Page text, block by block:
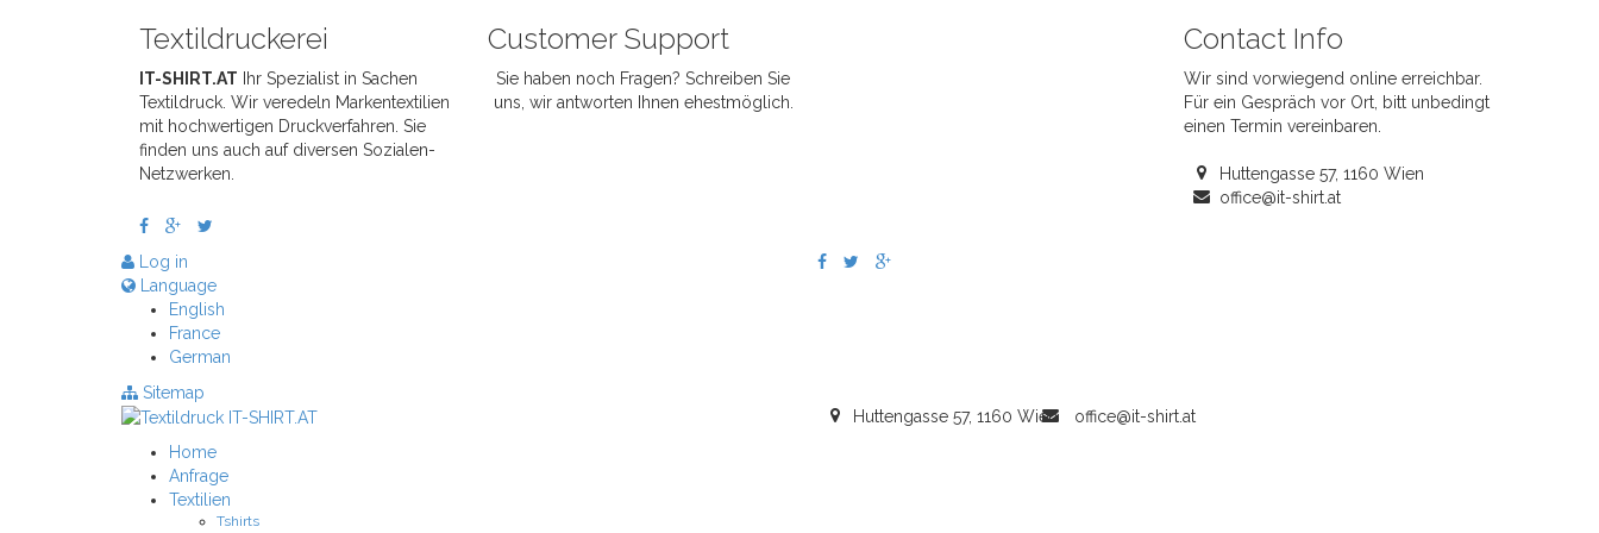
Textildruckerei
IT-SHIRT.AT Ihr Spezialist in Sachen
Textildruck. Wir veredeln Markentextilien
mit hochwertigen Druckverfahren. Sie
finden uns auch auf diversen Sozialen-
Netzwerken.
Customer Support
Sie haben noch Fragen? Schreiben Sie
uns, wir antworten Ihnen ehestmöglich.
Contact Info
Wir sind vorwiegend online erreichbar.
Für ein Gespräch vor Ort, bitt unbedingt
einen Termin vereinbaren.
Huttengasse 57, 1160 Wien
office@it-shirt.at
Log in
Language
English
France
German
Sitemap
Huttengasse 57, 1160 Wien
office@it-shirt.at
Home
Anfrage
Textilien
Tshirts